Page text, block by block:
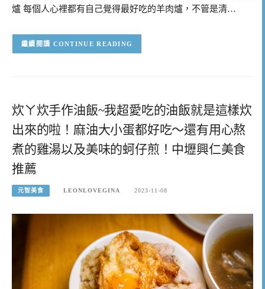
爐 每個人心裡都有自己覺得最好吃的羊肉爐，不管是清…
CONTINUE READING
炊ㄚ炊手作油飯~我超愛吃的油飯就是這樣炊
出來的啦！麻油大小蛋都好吃～還有用心熬
煮的雞湯以及美味的蚵仔煎！中壢興仁美食
推薦
元智美食 LEONLOVEGINA 2023-11-08